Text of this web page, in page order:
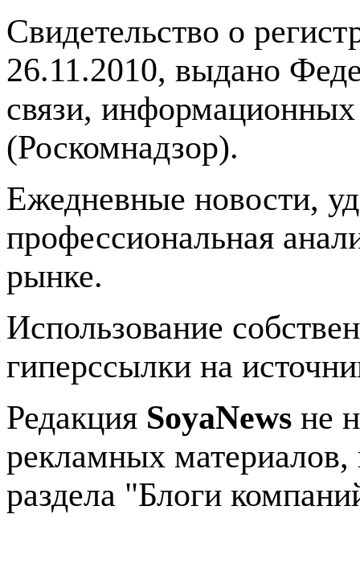
Свидетельство о
26.11.2010, выдано
связи,
(Роскомнадзор).
Ежедневные новости,
профессиональная
рынке.
Использование
гиперссылки на
Редакция SoyaNews не
рекламных
раздела "Блоги